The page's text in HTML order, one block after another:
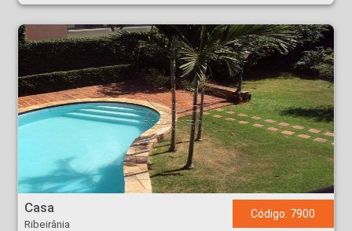
Casa - Ribeirânia - Ribeirão Preto
Casa
Ribeirânia
Código: 7900